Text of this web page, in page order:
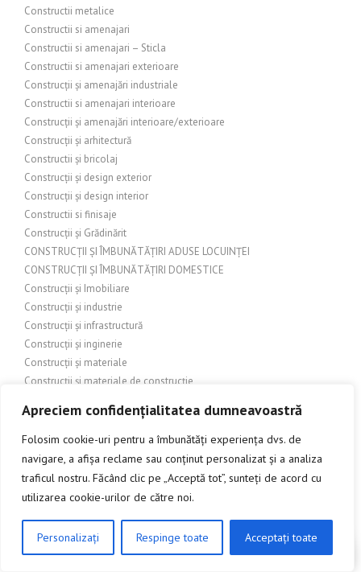
Apreciem confidențialitatea dumneavoastră
Folosim cookie-uri pentru a îmbunătăți experiența dvs. de
navigare, a afișa reclame sau conținut personalizat și a analiza
traficul nostru. Făcând clic pe „Acceptă tot”, sunteți de acord cu
utilizarea cookie-urilor de către noi.
Personalizați Respinge toate Acceptați toate
Constructii metalice
Constructii si amenajari
Constructii si amenajari – Sticla
Constructii si amenajari exterioare
Construcții și amenajări industriale
Constructii si amenajari interioare
Construcții și amenajări interioare/exterioare
Construcții și arhitectură
Constructii și bricolaj
Construcții și design exterior
Construcții și design interior
Constructii si finisaje
Construcții și Grădinărit
CONSTRUCȚII ȘI ÎMBUNĂTĂȚIRI ADUSE LOCUINȚEI
CONSTRUCȚII ȘI ÎMBUNĂTĂȚIRI DOMESTICE
Construcții și Imobiliare
Construcții și industrie
Construcții și infrastructură
Construcții și inginerie
Construcții și materiale
Construcții și materiale de construcție
Construcții și materialele de construcții
CONSTRUCȚII ȘI RENOVĂRI
Construcții și Renovații
Construcții și reparații
CONSTRUCTII_SI_AMENAJARI
CLICK AICI PENTRU A DISCUTA